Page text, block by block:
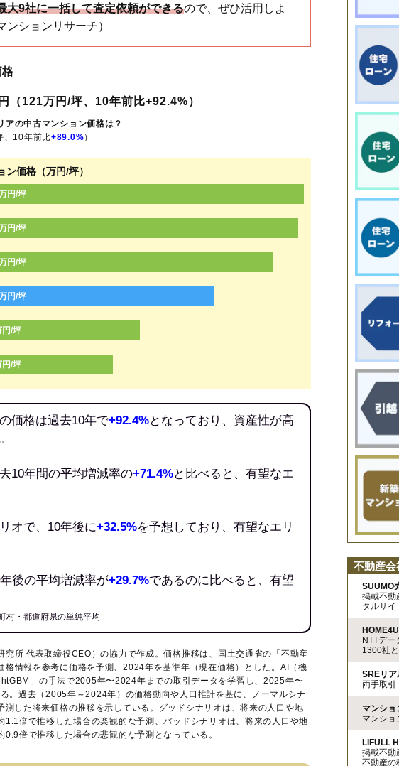
大9社に一括して査定依頼ができるので、ぜひ活用しよ
ンションリサーチ）
格
（121万円/坪、10年前比+92.4%）
アの中古マンション価格は？
、10年前比+89.0%）
ン価格（万円/坪）
円/坪
円/坪
円/坪
円/坪
円/坪
円/坪
価格は過去10年で+92.4%となっており、資産性が高
10年間の平均増減率の+71.4%と比べると、有望なエ
オで、10年後に+32.5%を予想しており、有望なエリ
後の平均増減率が+29.7%であるのに比べると、有望
村・都道府県の単純平均
所 代表取締役CEO）の協力で作成。価格推移は、国土交通省の「 不動産
格情報を参考に価格を予測、2024年を基準年（現在価格）とした。AI（機
」の手法で2005年〜2024年までの取引データを学習し、2025年〜
。過去（2005年～2024年）の価格動向や人口推計を基に、ノーマルシナ
測した将来価格の推移を示している。グッドシナリオは、将来の人口や地
1.1倍で推移した場合の楽観的な予測、バッドシナリオは、将来の人口や地
倍で推移した場合の悲観的な予測となっている。
不動産会
SUUMO
掲載不動
タルサイ
HOME4U
NTTデー
1300社
SREリア
両手取引
マンショ
マンショ
LIFULL
掲載不動
不動産の